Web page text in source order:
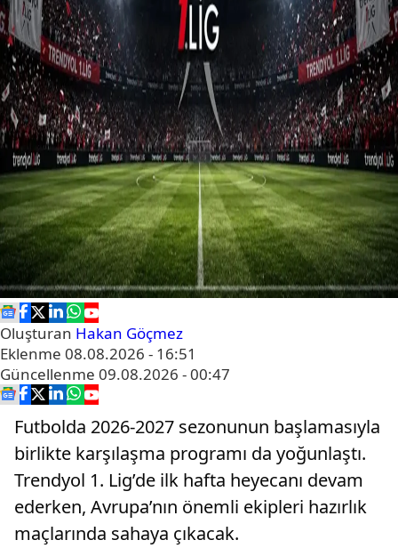
Oluşturan Hakan Göçmez
Eklenme 08.08.2026 - 16:51
Güncellenme 09.08.2026 - 00:47
Futbolda 2026-2027 sezonunun başlamasıyla
birlikte karşılaşma programı da yoğunlaştı.
Trendyol 1. Lig’de ilk hafta heyecanı devam
ederken, Avrupa’nın önemli ekipleri hazırlık
maçlarında sahaya çıkacak.